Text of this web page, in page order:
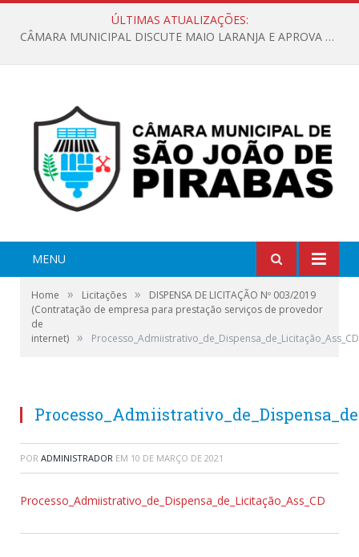
ÚLTIMAS ATUALIZAÇÕES:
CÂMARA MUNICIPAL DISCUTE MAIO LARANJA E APROVA REQUERIMENTO SOBRE SINALIZAÇÃO URBANA
MENU
Home » Licitações »
DISPENSA DE LICITAÇÃO Nº 003/2019
(Contratação de empresa para prestação serviços de provedor
de
internet) » Processo_Admiistrativo_de_Dispensa_de_Licitação_Ass_CD
POR ADMINISTRADOR EM 10 DE MARÇO DE 2021
Processo_Admiistrativo_de_Dispensa_de_Licitação_Ass_CD